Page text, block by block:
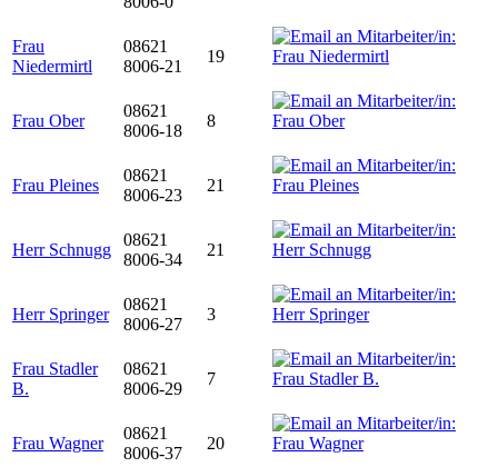
Frau
Niedermirtl
08621
8006-21
19
Frau Ober
08621
8006-18
8
Frau Pleines
08621
8006-23
21
Herr Schnugg
08621
8006-34
21
Herr Springer
08621
8006-27
3
Frau Stadler
B.
08621
8006-29
7
Frau Wagner
08621
8006-37
20